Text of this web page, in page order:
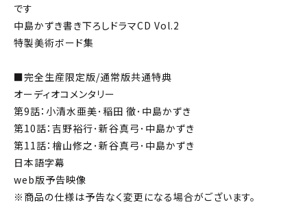
です
中島かずき書き下ろしドラマCD Vol.2
特製美術ボード集
■完全生産限定版/通常版共通特典
オーディオコメンタリー
第9話：小清水亜美･稲田 徹･中島かずき
第10話：吉野裕行･新谷真弓･中島かずき
第11話：檜山修之･新谷真弓･中島かずき
日本語字幕
web版予告映像
※商品の仕様は予告なく変更になる場合がございます。